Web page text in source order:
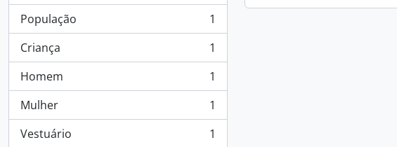
População
, 1 resultados
1
Criança
, 1 resultados
1
Homem
, 1 resultados
1
Mulher
, 1 resultados
1
Vestuário
, 1 resultados 1